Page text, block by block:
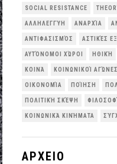
SOCIAL RESISTANCE
ΑΛΛΗΛΕΓΓΎΗ ΑΝΑΡΧΊΑ
ΑΝΤΙΦΑΣΙΣΜΌΣ ΑΣΤΙΚΈΣ
ΑΥΤΌΝΟΜΟΙ ΧΏΡΟΙ ΗΘΙΚΉ
ΚΟΙΝΆ ΚΟΙΝΩΝΙΚΟΊ ΑΓΏΝΕΣ
ΟΙΚΟΝΟΜΊΑ ΠΟΊΗΣΗ
ΠΟΛΙΤΙΚΉ ΣΚΈΨΗ
ΚΟΙΝΩΝΙΚΆ ΚΙΝΉΜΑΤΑ
ΑΡΧΕΙΟ